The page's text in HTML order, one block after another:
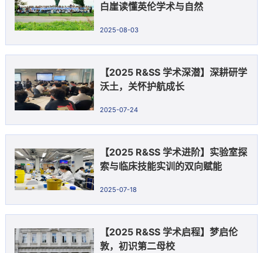
白崖读懂英伦学术与自然
2025-08-03
【2025 R&SS 学术深潜】深耕研学
沃土，关怀护航成长
2025-07-24
【2025 R&SS 学术进阶】实验室探
索与临床技能实训的双向赋能
2025-07-18
【2025 R&SS 学术启程】梦启伦
敦，初识第二母校